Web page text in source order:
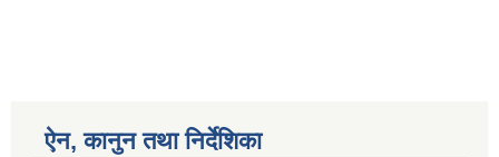
ऐन, कानुन तथा निर्देशिका